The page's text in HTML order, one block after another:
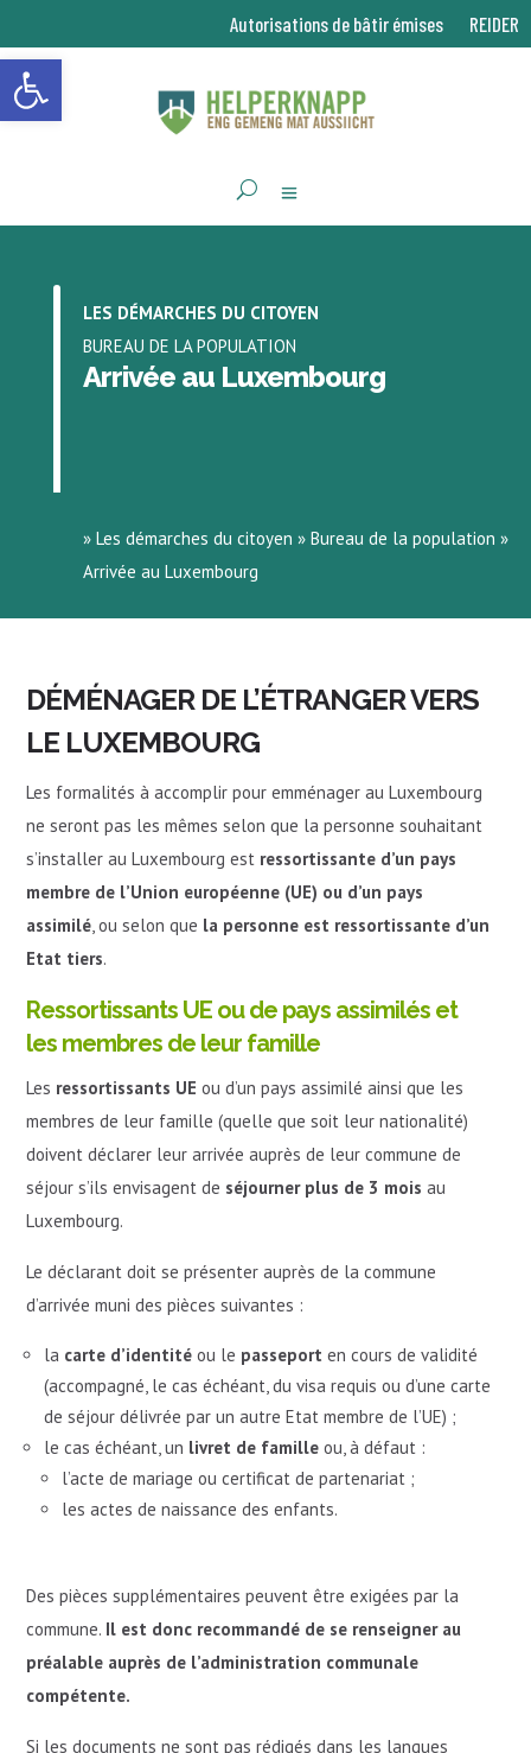
Ouvrir la barre d’outils
Autorisations de bâtir émises REIDER
LES DÉMARCHES DU CITOYEN
BUREAU DE LA POPULATION
Arrivée au Luxembourg
» Les démarches du citoyen » Bureau de la population »
Arrivée au Luxembourg
DÉMÉNAGER DE L’ÉTRANGER VERS
LE LUXEMBOURG
Les formalités à accomplir pour emménager au Luxembourg
ne seront pas les mêmes selon que la personne souhaitant
s’installer au Luxembourg est ressortissante d’un pays
membre de l’Union européenne (UE) ou d’un pays
assimilé, ou selon que la personne est ressortissante d’un
Etat tiers.
Ressortissants UE ou de pays assimilés et
les membres de leur famille
Les ressortissants UE ou d’un pays assimilé ainsi que les
membres de leur famille (quelle que soit leur nationalité)
doivent déclarer leur arrivée auprès de leur commune de
séjour s’ils envisagent de séjourner plus de 3 mois au
Luxembourg.
Le déclarant doit se présenter auprès de la commune
d’arrivée muni des pièces suivantes :
la carte d’identité ou le passeport en cours de validité
(accompagné, le cas échéant, du visa requis ou d’une carte
de séjour délivrée par un autre Etat membre de l’UE) ;
le cas échéant, un livret de familleou, à défaut :
l’acte de mariage ou certificat de partenariat ;
les actes de naissance des enfants.
Des pièces supplémentaires peuvent être exigées par la
commune. Il est donc recommandé de se renseigner au
préalable auprès de l’administration communale
compétente.
Si les documents ne sont pas rédigés dans les langues